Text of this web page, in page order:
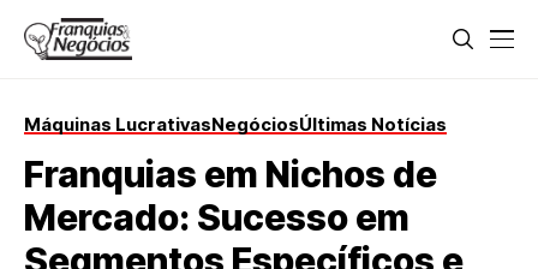
Máquinas LucrativasNegóciosÚltimas Notícias
Franquias em Nichos de
Mercado: Sucesso em